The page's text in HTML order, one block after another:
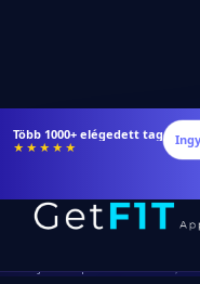
Étrendek, receptek és
★★★★★
Diétás
Tésztával -
Teljes Recept Hozzávalókkal,